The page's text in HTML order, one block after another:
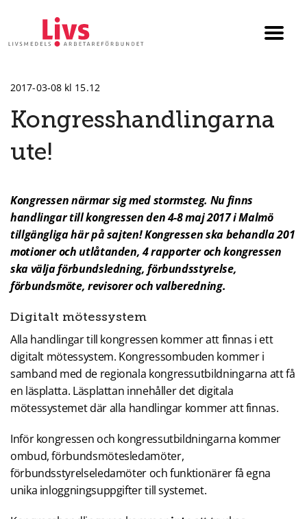
2017-03-08 kl 15.12
Kongress­handlingarna
ute!
Kongressen närmar sig med stormsteg. Nu finns
handlingar till kongressen den 4-8 maj 2017 i Malmö
tillgängliga här på sajten! Kongressen ska behandla 201
motioner och utlåtanden, 4 rapporter och kongressen
ska välja förbundsledning, förbundsstyrelse,
förbundsmöte, revisorer och valberedning.
Digitalt mötessystem
Alla handlingar till kongressen kommer att finnas i ett
digitalt mötessystem. Kongressombuden kommer i
samband med de regionala kongressutbildningarna att få
en läsplatta. Läsplattan innehåller det digitala
mötessystemet där alla handlingar kommer att finnas.
Inför kongressen och kongressutbildningarna kommer
ombud, förbundsmötesledamöter,
förbundsstyrelseledamöter och funktionärer få egna
unika inloggningsuppgifter till systemet.